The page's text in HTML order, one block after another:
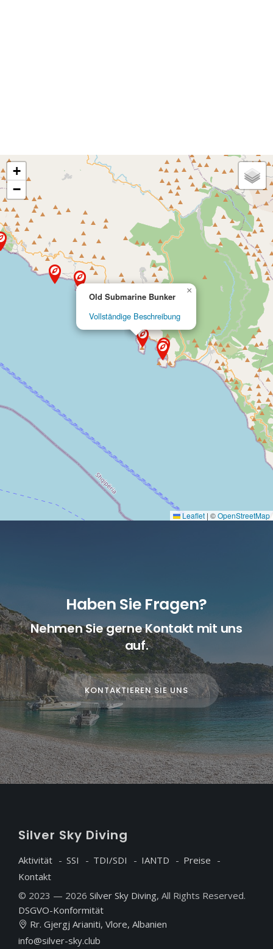
Old Submarine Bunker
Vollständige Beschreibung
×
+
−
Leaflet | ©OpenStreetMap
Haben Sie Fragen?
Nehmen Sie gerne Kontakt mit uns
auf.
KONTAKTIEREN SIE UNS
Silver Sky Diving
Aktivität SSI TDI/SDI IANTD
Preise
Kontakt
© 2023 — 2026 Silver Sky Diving, All Rights Reserved.
DSGVO-Konformität
Rr. Gjergj Arianiti, Vlore, Albanien
info@silver-sky.club